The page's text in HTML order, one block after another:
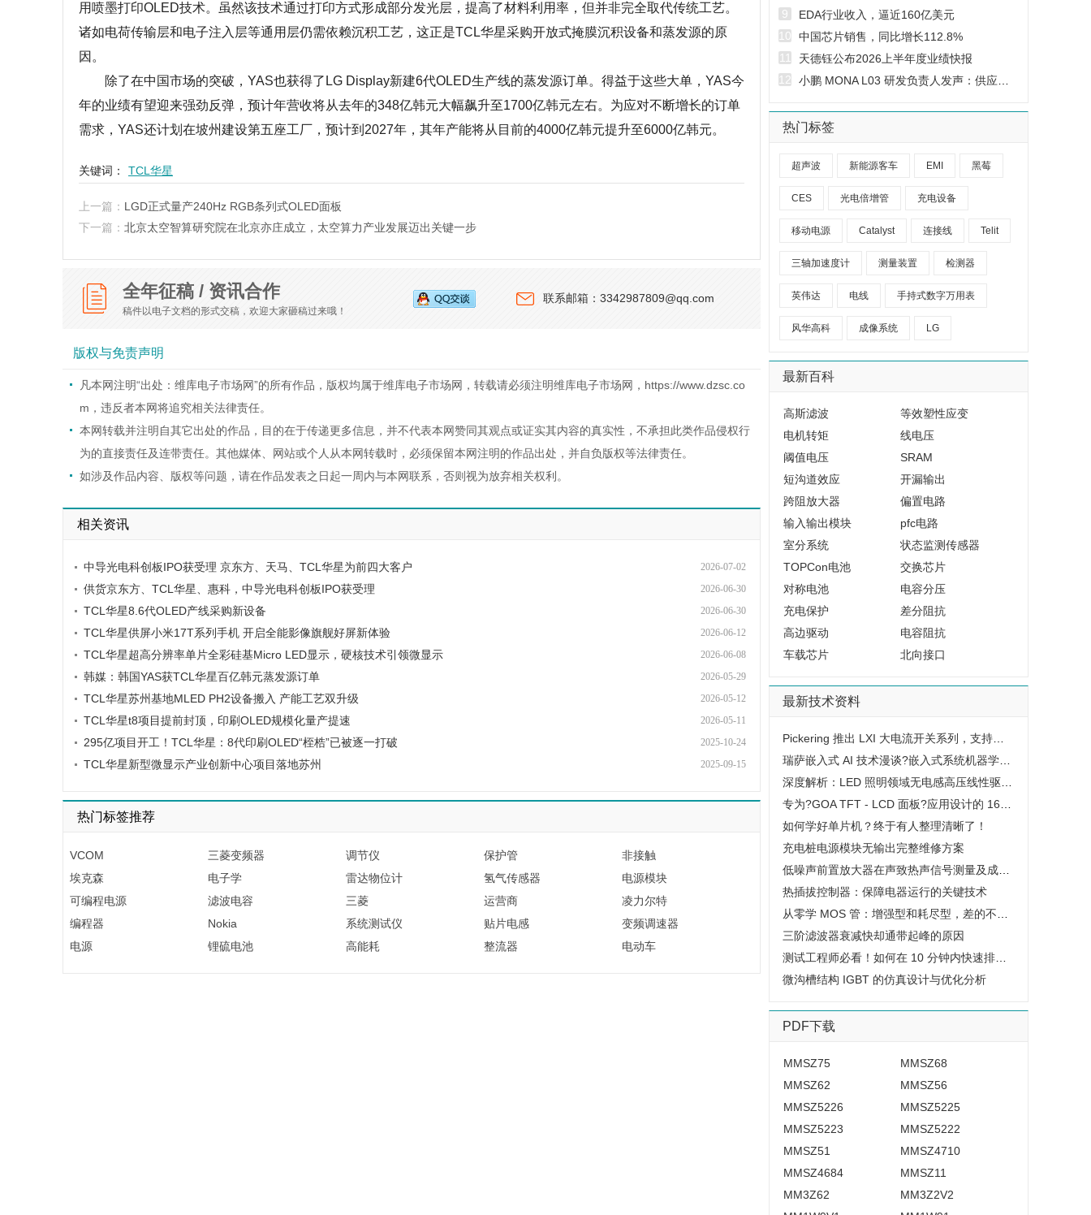
用喷墨打印OLED技术。虽然该技术通过打印方式形成部分发光层，提高了材料利用率，但并非完全取代传统工艺。
诸如电荷传输层和电子注入层等通用层仍需依赖沉积工艺，这正是TCL华星采购开放式掩膜沉积设备和蒸发源的原
因。
除了在中国市场的突破，YAS也获得了LG Display新建6代OLED生产线的蒸发源订单。得益于这些大单，YAS今
年的业绩有望迎来强劲反弹，预计年营收将从去年的348亿韩元大幅飙升至1700亿韩元左右。为应对不断增长的订单
需求，YAS还计划在坡州建设第五座工厂，预计到2027年，其年产能将从目前的4000亿韩元提升至6000亿韩元。
关键词： TCL华星
上一篇： LGD正式量产240Hz RGB条列式OLED面板
下一篇： 北京太空智算研究院在北京亦庄成立，太空算力产业发展迈出关键一步
全年征稿 / 资讯合作
稿件以电子文档的形式交稿，欢迎大家砸稿过来哦！
联系邮箱：3342987809@qq.com
版权与免责声明
凡本网注明“出处：维库电子市场网”的所有作品，版权均属于维库电子市场网，转载请必须注明维库电子市场网，https://www.dzsc.co
m，违反者本网将追究相关法律责任。
本网转载并注明自其它出处的作品，目的在于传递更多信息，并不代表本网赞同其观点或证实其内容的真实性，不承担此类作品侵权行
为的直接责任及连带责任。其他媒体、网站或个人从本网转载时，必须保留本网注明的作品出处，并自负版权等法律责任。
如涉及作品内容、版权等问题，请在作品发表之日起一周内与本网联系，否则视为放弃相关权利。
相关资讯
中导光电科创板IPO获受理 京东方、天马、TCL华星为前四大客户 2026-07-02
供货京东方、TCL华星、惠科，中导光电科创板IPO获受理 2026-06-30
TCL华星8.6代OLED产线采购新设备 2026-06-30
TCL华星供屏小米17T系列手机 开启全能影像旗舰好屏新体验 2026-06-12
TCL华星超高分辨率单片全彩硅基Micro LED显示，硬核技术引领微显示 2026-06-08
韩媒：韩国YAS获TCL华星百亿韩元蒸发源订单 2026-05-29
TCL华星苏州基地MLED PH2设备搬入 产能工艺双升级 2026-05-12
TCL华星t8项目提前封顶，印刷OLED规模化量产提速 2026-05-11
295亿项目开工！TCL华星：8代印刷OLED“桎梏”已被逐一打破 2025-10-24
TCL华星新型微显示产业创新中心项目落地苏州 2025-09-15
热门标签推荐
VCOM 三菱变频器 调节仪 保护管
非接触
埃克森
电子学 雷达物位计 氢气传感器
电源模块
可编程电源
滤波电容 三菱 运营商
凌力尔特
编程器
Nokia 系统测试仪 贴片电感
变频调速器
电源
锂硫电池 高能耗 整流器 电动车
9
EDA行业收入，逼近160亿美元
10
中国芯片销售，同比增长112.8%
11
天德钰公布2026上半年度业绩快报
12
小鹏 MONA L03 研发负责人发声：供应链难题攻克，8 月产能近翻倍
热门标签
超声波 新能源客车 EMI 黑莓
CES 光电倍增管 充电设备
移动电源 Catalyst 连接线 Telit
三轴加速度计 测量装置 检测器
英伟达 电线 手持式数字万用表
风华高科 成像系统 LG
最新百科
高斯滤波
等效塑性应变
电机转矩
线电压
阈值电压
SRAM
短沟道效应
开漏输出
跨阻放大器
偏置电路
输入输出模块
pfc电路
室分系统
状态监测传感器
TOPCon电池
交换芯片
对称电池
电容分压
充电保护
差分阻抗
高边驱动
电容阻抗
车载芯片
北向接口
最新技术资料
如何学好单片机？终于有人整理清晰了！
充电桩电源模块无输出完整维修方案
热插拔控制器：保障电器运行的关键技术
三阶滤波器衰减快却通带起峰的原因
微沟槽结构 IGBT 的仿真设计与优化分析
PDF下载
MMSZ75
MMSZ68
MMSZ62
MMSZ56
MMSZ5226
MMSZ5225
MMSZ5223
MMSZ5222
MMSZ51
MMSZ4710
MMSZ4684
MMSZ11
MM3Z62
MM3Z2V2